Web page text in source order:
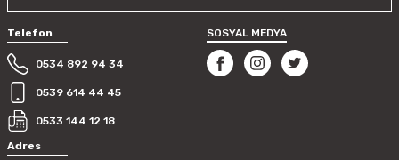
Gönder
Telefon
0534 892 94 34
0539 614 44 45
0533 144 12 18
SOSYAL MEDYA
Adres